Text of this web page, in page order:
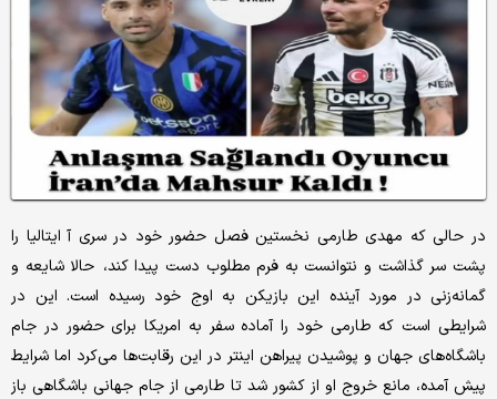
در حالی که مهدی طارمی نخستین فصل حضور خود در سری آ ایتالیا را
پشت سر گذاشت و نتوانست به فرم مطلوب دست پیدا کند، حالا شایعه و
گمانه‌زنی در مورد آینده این بازیکن به اوج خود رسیده است. این در
شرایطی است که طارمی خود را آماده سفر به امریکا برای حضور در جام
باشگاه‌های جهان و پوشیدن پیراهن اینتر در این رقابت‌ها می‌کرد اما شرایط
پیش آمده، مانع خروج او از کشور شد تا طارمی از جام جهانی باشگاهی باز